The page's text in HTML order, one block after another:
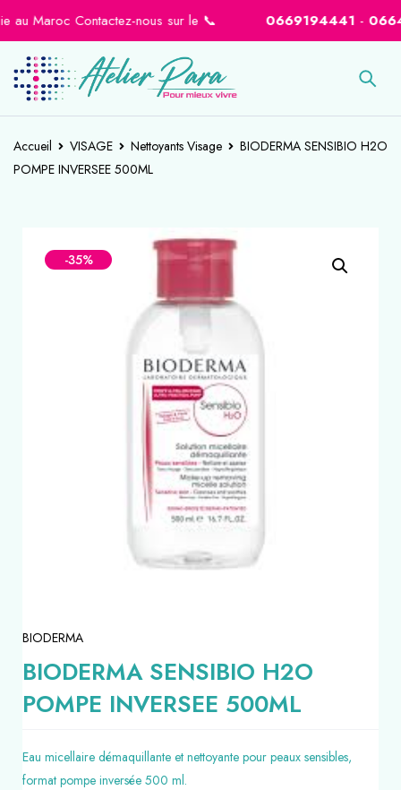
Maroc Contactez-nous sur le 📞 0669194441-
Accueil VISAGE Nettoyants Visage
BIODERMA SENSIBIO H2O
POMPE INVERSEE 500ML
-35%
BIODERMA
BIODERMA SENSIBIO H2O
POMPE INVERSEE 500ML
Eau micellaire démaquillante et nettoyante pour peaux sensibles,
format pompe inversée 500 ml.